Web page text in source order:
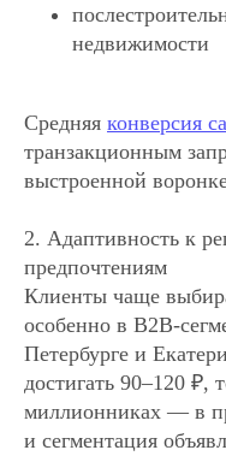
недвижимости
Средняя конверсия
транзакционным
выстроенной
2. Адаптивность к
предпочтениям
Клиенты чаще
особенно в B2B-
Петербурге и
достигать 90–120 ₽,
миллионниках — в
и сегментация